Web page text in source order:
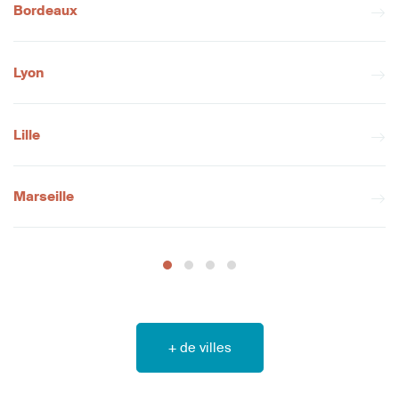
Bordeaux
Lyon
Lille
Marseille
+ de villes